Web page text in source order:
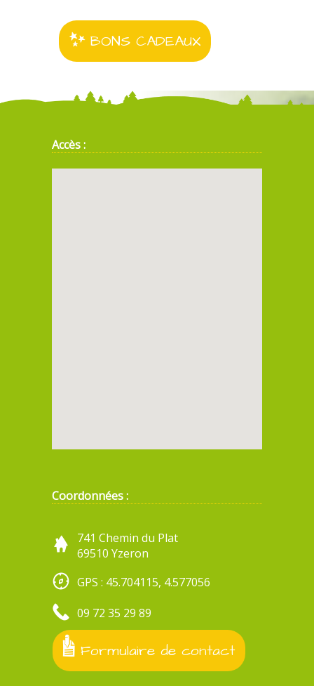
BONS CADEAUX
Accès :
Coordonnées :
741 Chemin du Plat
69510 Yzeron
GPS : 45.704115, 4.577056
09 72 35 29 89
Formulaire de contact